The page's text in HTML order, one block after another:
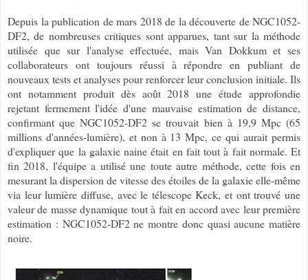
Depuis la publication de mars 2018 de la découverte de NGC1052-
DF2, de nombreuses critiques sont apparues, tant sur la méthode
utilisée que sur l'analyse effectuée, mais Van Dokkum et ses
collaborateurs ont toujours réussi à répondre en publiant de
nouveaux tests et analyses pour renforcer leur conclusion initiale. Ils
ont notamment produit dès août 2018 une étude approfondie
rejetant fermement l'idée d'une mauvaise estimation de distance,
confirmant que NGC1052-DF2 se trouvait bien à 19,9 Mpc (65
millions d'années-lumière), et non à 13 Mpc, ce qui aurait permis
d'expliquer que la galaxie naine était en fait tout à fait normale. Et
fin 2018, l'équipe a utilisé une toute autre méthode, cette fois en
mesurant la dispersion de vitesse des étoiles de la galaxie elle-même
via leur lumière diffuse, avec le télescope Keck, et ont trouvé une
valeur de masse dynamique tout à fait en accord avec leur première
estimation : NGC1052-DF2 ne montre donc quasi aucune matière
noire.